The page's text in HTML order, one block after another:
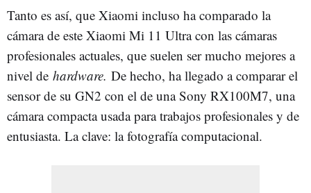
Tanto es así, que Xiaomi incluso ha comparado la
cámara de este Xiaomi Mi 11 Ultra con las cámaras
profesionales actuales, que suelen ser mucho mejores a
nivel de hardware. De hecho, ha llegado a comparar el
sensor de su GN2 con el de una Sony RX100M7, una
cámara compacta usada para trabajos profesionales y de
entusiasta. La clave: la fotografía computacional.